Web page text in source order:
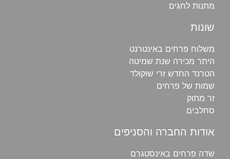
מתנות לחגים
שונות
משלוח פרחים באינטרנט
היתר מכירה שנת שמיטה
הטרנד החדש זרי שוקולד
שמות של פרחים
זר מתוק
סחלבים
אודות החברה והסניפים
שדה פרחים באינסטגרם